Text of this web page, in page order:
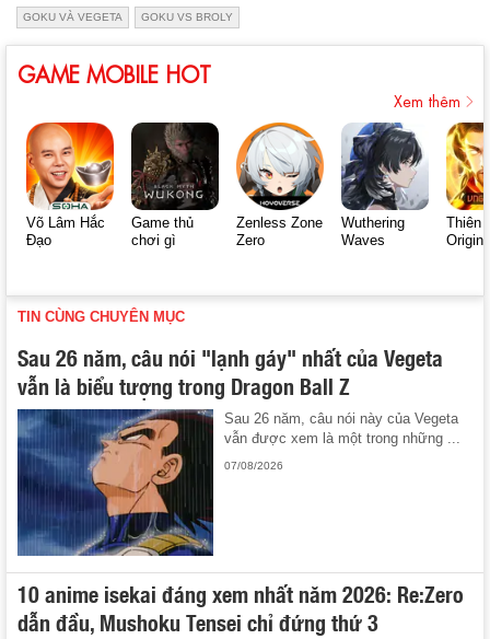
GOKU VÀ VEGETA GOKU VS BROLY
GAME MOBILE HOT
Xem thêm
Võ Lâm Hắc
Đạo
Game thủ
chơi gì
Zenless Zone
Zero
Wuthering
Waves
Thiên
Origin
TIN CÙNG CHUYÊN MỤC
Sau 26 năm, câu nói "lạnh gáy" nhất của Vegeta
vẫn là biểu tượng trong Dragon Ball Z
Sau 26 năm, câu nói này của Vegeta
vẫn được xem là một trong những ...
07/08/2026
10 anime isekai đáng xem nhất năm 2026: Re:Zero
dẫn đầu, Mushoku Tensei chỉ đứng thứ 3